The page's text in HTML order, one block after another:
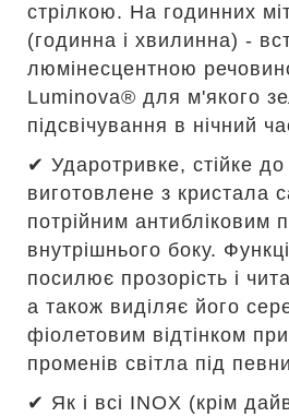
стрілкою. На годинних
(годинна і хвилинна) -
люмінесцентною
Luminova® для м'якого
підсвічування в нічний
✔ Ударотривке, стійке
виготовлене з кристала
потрійним антибліковим
внутрішнього боку.
посилює прозорість і
а також виділяє його
фіолетовим відтінком при
променів світла під
✔ Як і всі INOX (крім